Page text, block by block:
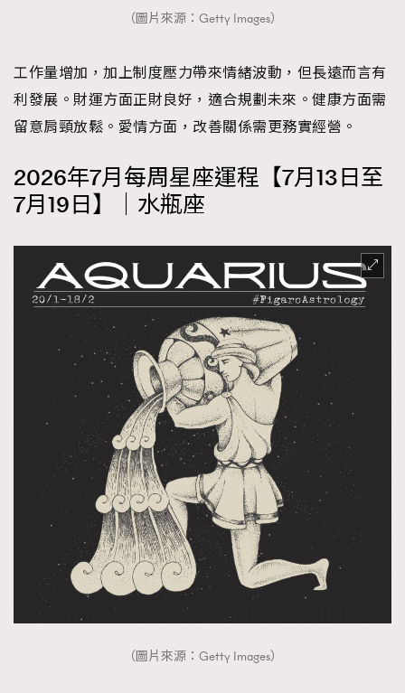
（圖片來源：Getty Images）
工作量增加，加上制度壓力帶來情緒波動，但長遠而言有
利發展。財運方面正財良好，適合規劃未來。健康方面需
留意肩頸放鬆。愛情方面，改善關係需更務實經營。
2026年7月每周星座運程【7月13日至
7月19日】｜水瓶座
（圖片來源：Getty Images）